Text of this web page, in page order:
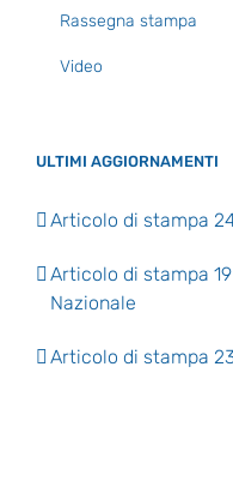
Rassegna stampa
Video
ULTIMI AGGIORNAMENTI
Articolo di stampa
Articolo di stampa
Nazionale
Articolo di stampa